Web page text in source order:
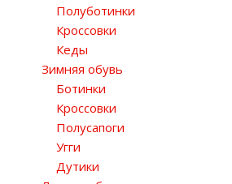
Полуботинки
Кроссовки
Кеды
Зимняя обувь
Ботинки
Кроссовки
Полусапоги
Угги
Дутики